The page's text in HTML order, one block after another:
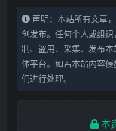
声明：本站所有文章
创发布。任何个人或组
制、盗用、采集、发布
体平台。如若本站内容
们进行处理。
本